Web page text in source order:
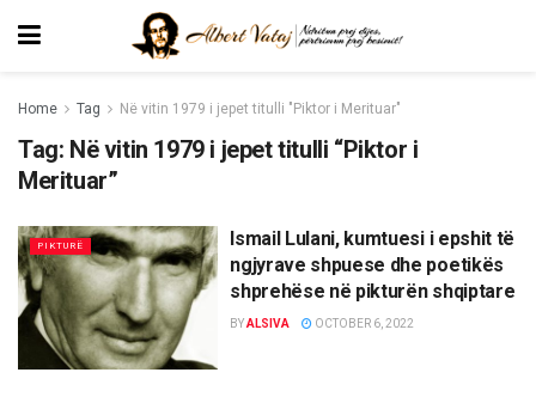
Home Tag Në vitin 1979 i jepet titulli "Piktor i Merituar"
Tag: Në vitin 1979 i jepet titulli “Piktor i
Merituar”
PIKTURË
Ismail Lulani, kumtuesi i epshit të
ngjyrave shpuese dhe poetikës
shprehëse në pikturën shqiptare
BYALSIVA OCTOBER 6, 2022